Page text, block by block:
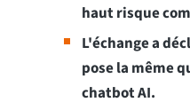
haut risque
L'échange a
pose la même
chatbot AI.